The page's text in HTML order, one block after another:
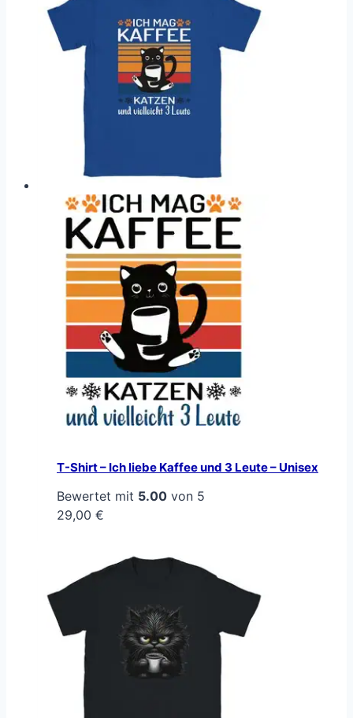
T-Shirt – Ich liebe Kaffee und 3 Leute – Unisex
Bewertet mit 5.00 von 5
29,00 €